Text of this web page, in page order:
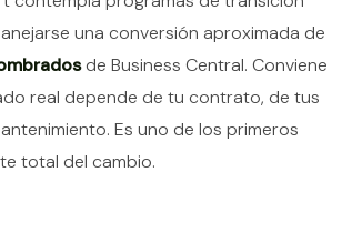
una conversión aproximada de
de Business Central. Conviene
real depende de tu contrato, de tus
Es uno de los primeros
total del cambio.